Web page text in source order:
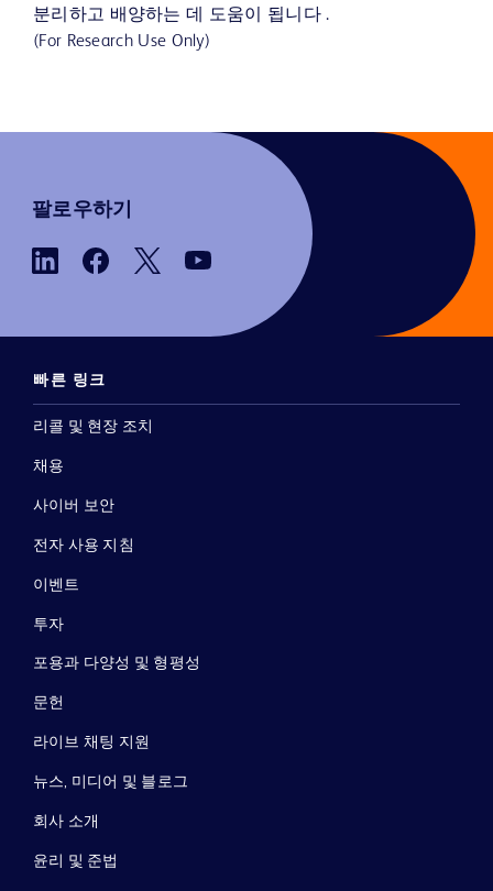
분리하고 배양하는 데 도움이 됩니다 .
(For Research Use Only)
팔로우하기
빠른 링크
리콜 및 현장 조치
채용
사이버 보안
전자 사용 지침
이벤트
투자
포용과 다양성 및 형평성
문헌
라이브 채팅 지원
뉴스, 미디어 및 블로그
회사 소개
윤리 및 준법